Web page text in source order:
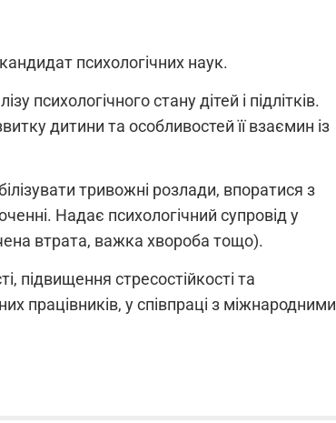
психологічних наук.
психологічного стану дітей і підлітків.
дитини та особливостей її взаємин із
тривожні розлади, впоратися з
Надає психологічний супровід у
втрата, важка хвороба тощо).
підвищення стресостійкості та
працівників, у співпраці з міжнародними